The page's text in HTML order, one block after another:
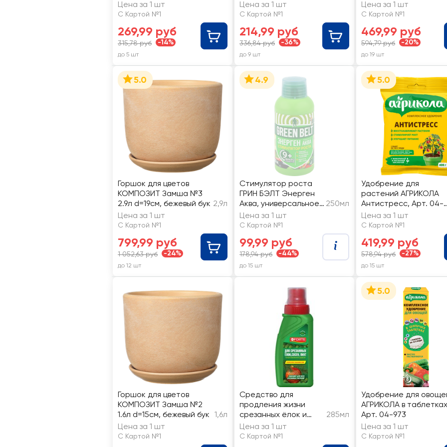
М3138
Цена за 1 шт
С Картой №1
269,99 руб
315,78 руб -14%
до 5 шт
Цена за 1 шт
С Картой №1
214,99 руб
336,84 руб -36%
до 9 шт
Цена за 1 шт
С Картой №1
469,99 руб
594,79 руб -20%
до 19 шт
5.0
Горшок для цветов
КОМПОЗИТ Замша №3
2.9л d=19см, бежевый бук 2,9л
Цена за 1 шт
С Картой №1
799,99 руб
1 052,63 руб -24%
до 12 шт
4.9
Стимулятор роста
ГРИН БЭЛТ Энерген
Аква, универсальное,
с микроэлементами,
Арт. 01-438
250мл
Цена за 1 шт
С Картой №1
99,99 руб
178,94 руб -44%
до 15 шт
5.0
Удобрение для
растений АГРИКОЛА
Антистресс, Арт. 04-
032
Цена за 1 шт
С Картой №1
419,99 руб
578,94 руб -27%
до 15 шт
Горшок для цветов
КОМПОЗИТ Замша №2
1.6л d=15см, бежевый бук 1,6л
Цена за 1 шт
С Картой №1
Средство для
продления жизни
срезанных ёлок и
букетов Bona Forte
285мл
Цена за 1 шт
С Картой №1
5.0
Удобрение для
АГРИКОЛА в
Арт. 04-973
Цена за 1 шт
С Картой №1